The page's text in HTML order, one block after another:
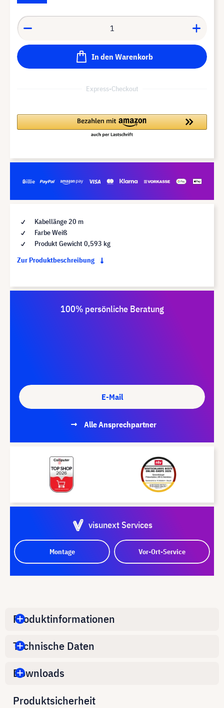
In den Warenkorb
Express-Checkout
Kabellänge 20 m
Farbe Weiß
Produkt Gewicht 0,593 kg
Zur Produktbeschreibung
100% persönliche Beratung
E-Mail
Alle Ansprechpartner
visunext Services
Montage Vor-Ort-Service
Produktinformationen
Technische Daten
Downloads
Produktsicherheit